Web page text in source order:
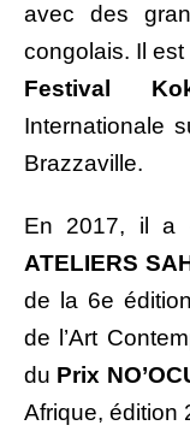
avec des
congolais. Il
Festival
Internationale
Brazzaville.
En 2017, il a
ATELIERS
de la 6e
de l’Art
du Prix
Afrique, édition